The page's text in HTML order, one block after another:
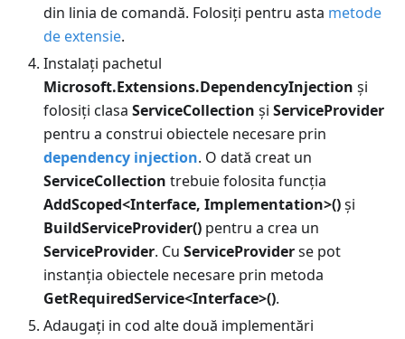
din linia de comandă. Folosiți pentru asta metode
de extensie.
Instalați pachetul
Microsoft.Extensions.DependencyInjection și
folosiți clasa ServiceCollection și ServiceProvider
pentru a construi obiectele necesare prin
dependency injection. O dată creat un
ServiceCollection trebuie folosita funcția
AddScoped<Interface, Implementation>()și
BuildServiceProvider() pentru a crea un
ServiceProvider. Cu ServiceProviderse pot
instanția obiectele necesare prin metoda
GetRequiredService<Interface>().
Adaugați in cod alte două implementări